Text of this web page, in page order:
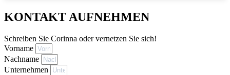
KONTAKT AUFNEHMEN
Schreiben Sie Corinna oder vernetzen Sie sich!
Vorname
Nachname
Unternehmen